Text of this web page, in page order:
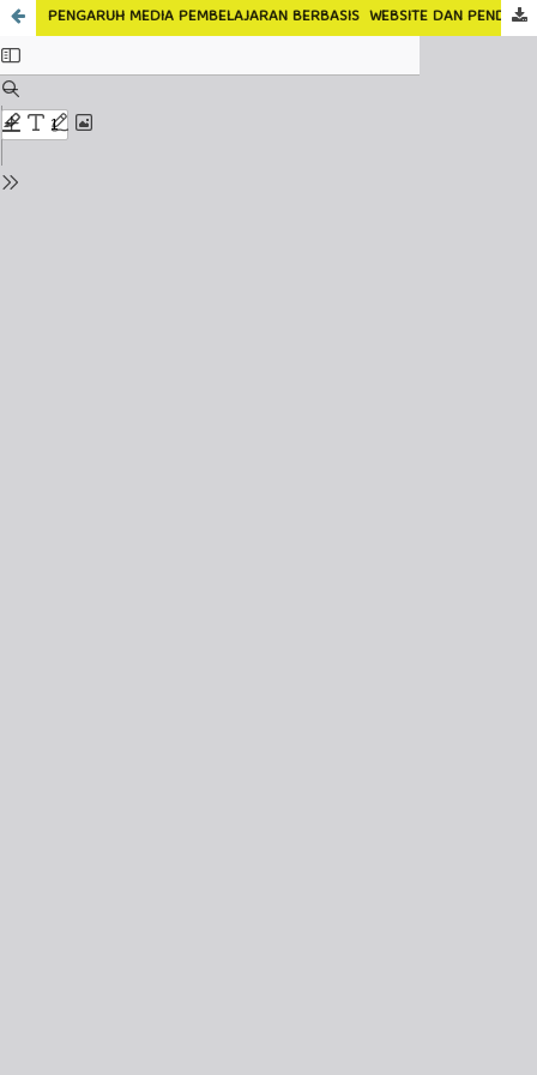
PENGARUH MEDIA PEMBELAJARAN BERBASIS WEBSITE DAN PENDEKATAN